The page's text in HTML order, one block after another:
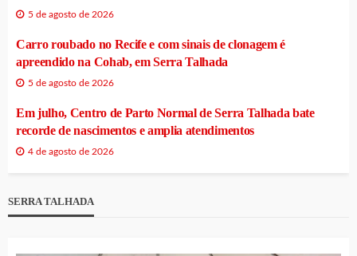
5 de agosto de 2026
Carro roubado no Recife e com sinais de clonagem é
apreendido na Cohab, em Serra Talhada
5 de agosto de 2026
Em julho, Centro de Parto Normal de Serra Talhada bate
recorde de nascimentos e amplia atendimentos
4 de agosto de 2026
SERRA TALHADA